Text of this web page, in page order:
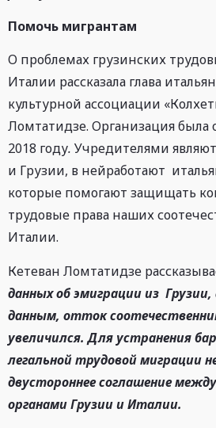
Помочь мигрантам
О проблемах грузинских
Италии рассказала глава
культурной ассоциации
Ломтатидзе. Организация была
2018 году. Учредителями
и Грузии, в нейработают
которые помогают защищать
трудовые права наших
Италии.
Кетеван Ломтатидзе
данных об эмиграции из
данным, отток
увеличился. Для устранения
легальной трудовой миграции
двустороннее соглашение
органами Грузии и Италии.